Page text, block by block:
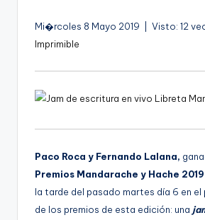
Mi�rcoles 8 Mayo 2019 | Visto: 12
Imprimible
Paco Roca y Fernando Lalana,
Premios Mandarache y Hache 2019
la tarde del pasado martes día 6 en el
de los premios de esta edición: una